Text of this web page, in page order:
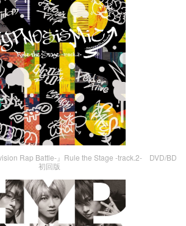
Rap Battle-』Rule the Stage -track.2- DVD/BD
初回版